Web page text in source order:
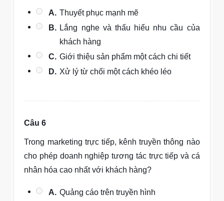
A. Thuyết phục mạnh mẽ
B. Lắng nghe và thấu hiểu nhu cầu của
khách hàng
C. Giới thiệu sản phẩm một cách chi tiết
D. Xử lý từ chối một cách khéo léo
Câu 6
Trong marketing trực tiếp, kênh truyền thông nào
cho phép doanh nghiệp tương tác trực tiếp và cá
nhân hóa cao nhất với khách hàng?
A. Quảng cáo trên truyền hình